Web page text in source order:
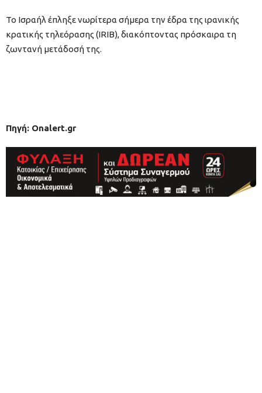
Το Ισραήλ έπληξε νωρίτερα σήμερα την έδρα της ιρανικής
κρατικής τηλεόρασης (IRIB), διακόπτοντας πρόσκαιρα τη
ζωντανή μετάδοσή της.
Πηγή: Onalert.gr